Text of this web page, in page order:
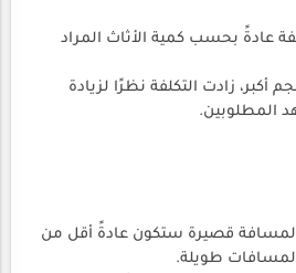
عادةً بحسب كمية الأثاث المراد
أكبر، زادت التكلفة نظرًا لزيادة
المطلوبين.
لمسافة قصيرة ستكون عادةً أقل من
لمسافات طويلة.